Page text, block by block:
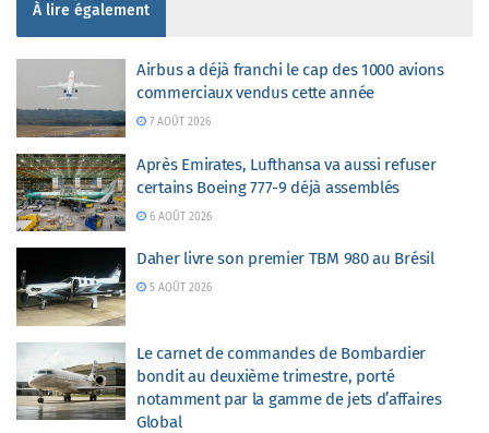
À lire également
Airbus a déjà franchi le cap des 1000 avions
commerciaux vendus cette année
7 AOÛT 2026
Après Emirates, Lufthansa va aussi refuser
certains Boeing 777-9 déjà assemblés
6 AOÛT 2026
Daher livre son premier TBM 980 au Brésil
5 AOÛT 2026
Le carnet de commandes de Bombardier
bondit au deuxième trimestre, porté
notamment par la gamme de jets d’affaires
Global